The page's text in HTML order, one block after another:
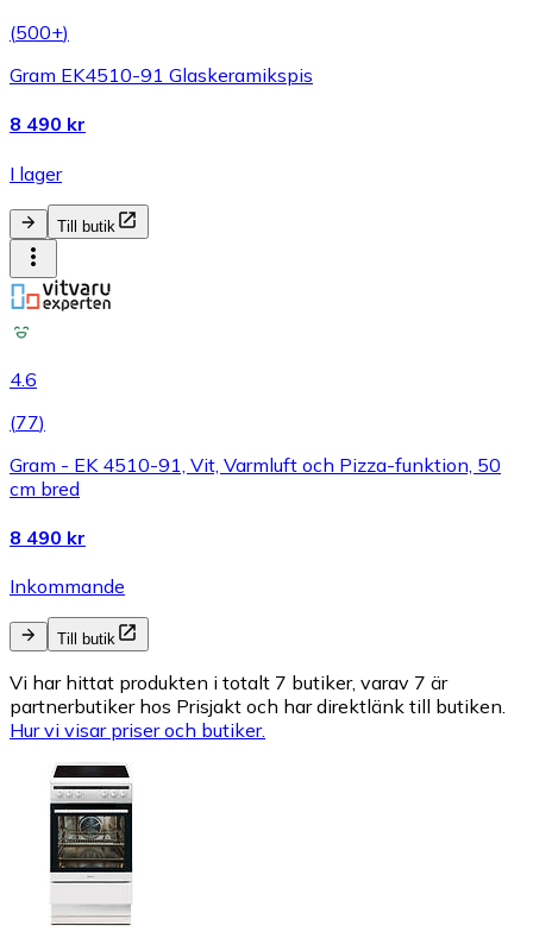
(500+)
Gram EK4510-91 Glaskeramikspis
8 490 kr
I lager
Till butik
4.6
(77)
Gram - EK 4510-91, Vit, Varmluft och Pizza-funktion, 50
cm bred
8 490 kr
Inkommande
Till butik
Vi har hittat produkten i totalt 7 butiker, varav 7 är
partnerbutiker hos Prisjakt och har direktlänk till butiken.
Hur vi visar priser och butiker.